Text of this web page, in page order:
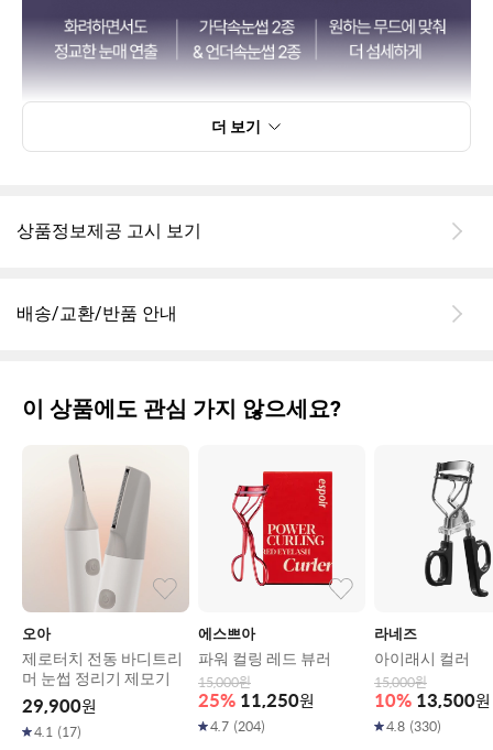
더 보기
상품정보제공 고시 보기
배송/교환/반품 안내
이 상품에도 관심 가지 않으세요?
오아
제로터치 전동 바디트리
머 눈썹 정리기 제모기
29,900원
4.1 (17)
에스쁘아
파워 컬링 레드 뷰러
15,000원
25% 11,250원
4.7 (204)
라네즈
아이래시 컬러
15,000원
10% 13,500원
4.8 (330)